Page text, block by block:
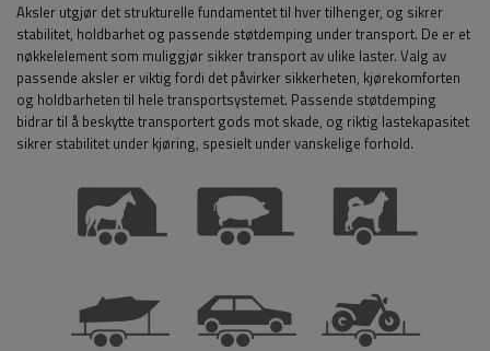
Aksler utgjør det strukturelle fundamentet til hver tilhenger, og sikrer
stabilitet, holdbarhet og passende støtdemping under transport. De er et
nøkkelelement som muliggjør sikker transport av ulike laster. Valg av
passende aksler er viktig fordi det påvirker sikkerheten, kjørekomforten
og holdbarheten til hele transportsystemet. Passende støtdemping
bidrar til å beskytte transportert gods mot skade, og riktig lastekapasitet
sikrer stabilitet under kjøring, spesielt under vanskelige forhold.